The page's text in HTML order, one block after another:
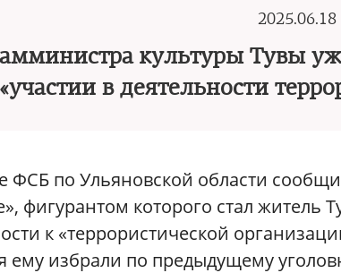
2025.06.18
культуры Тувы
в деятельности
ФСБ по Ульяновской области
фигурантом которого стал житель
к «террористической
ему избрали по предыдущему